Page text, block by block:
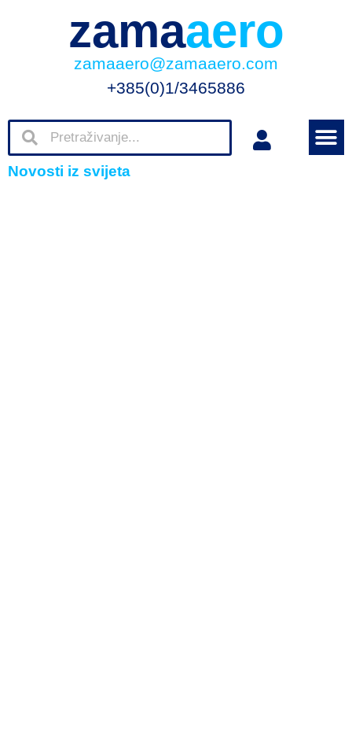
zamaaero
zamaaero@zamaaero.com
+385(0)1/3465886
Novosti iz svijeta